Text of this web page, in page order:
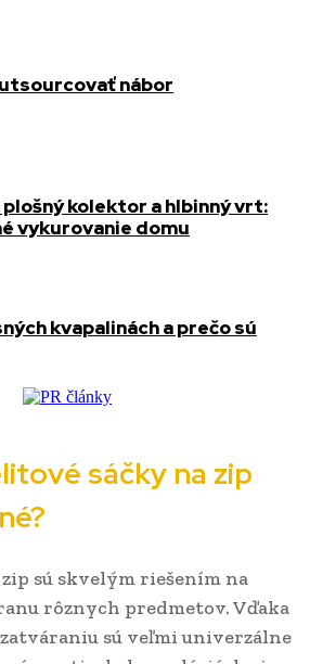
nábor
kolektor a hlbinný vrt:
vykurovanie domu
kvapalinách a prečo sú
sáčky na zip
sú skvelým riešením na
rôznych predmetov. Vďaka
sú veľmi univerzálne